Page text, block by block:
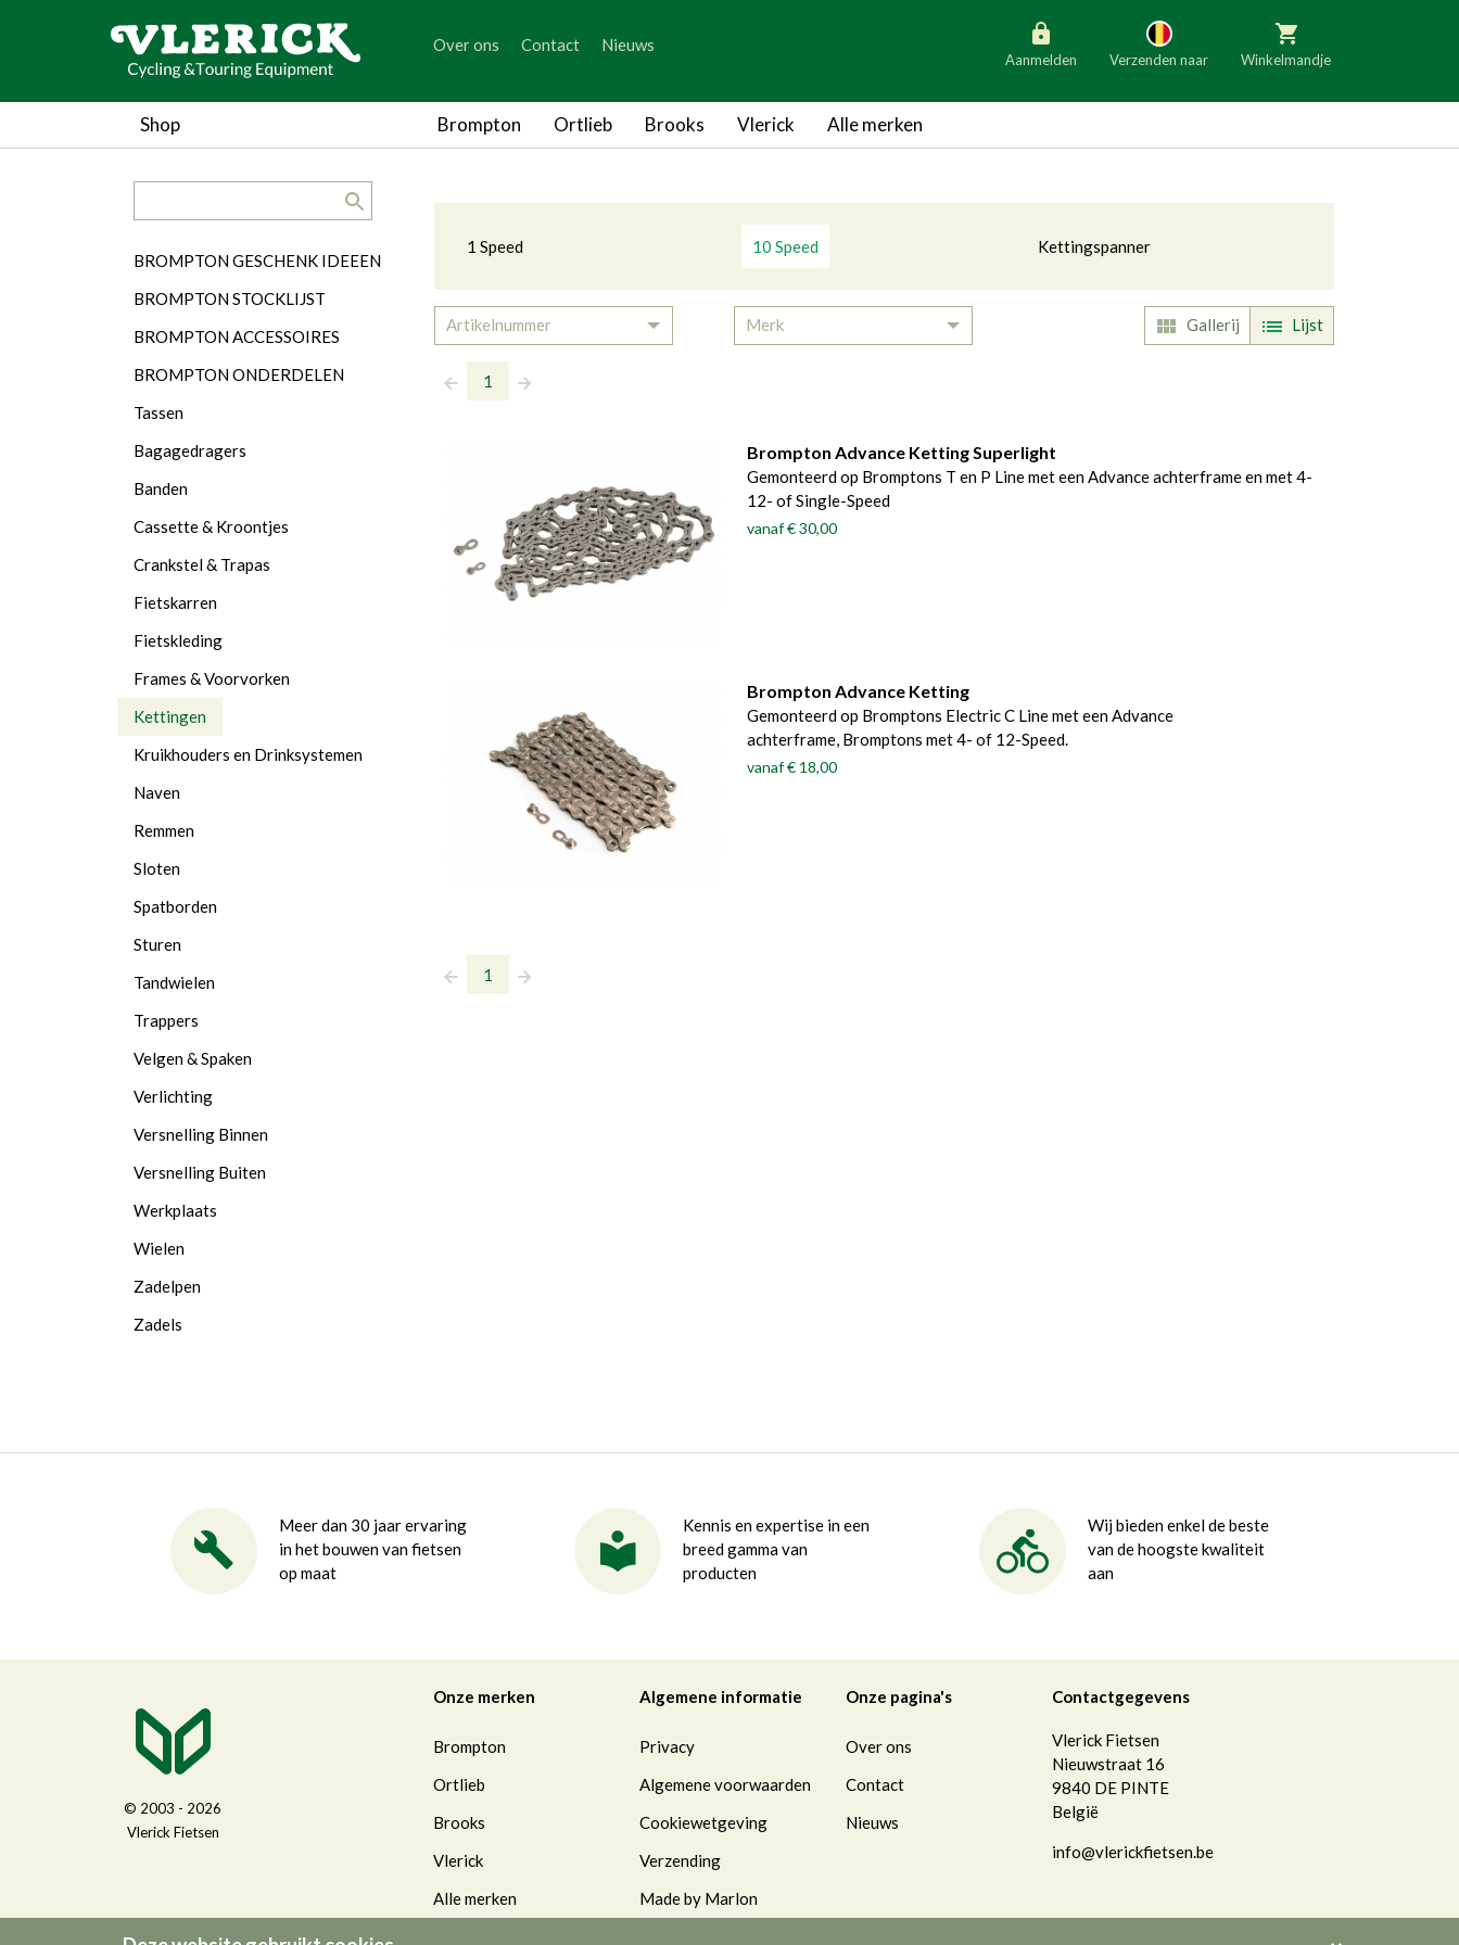
Aanmelden Verzenden naar
Finland
Winkelmandje
generic_skip_language
Over ons Contact Nieuws
Shop Brompton Ortlieb Brooks Vlerick Alle merken
Kettingen 10 Speed
Categorieën
1 Speed 10 Speed Kettingspanner
Artikelnummer Toggle Dropdown
Merk Toggle Dropdown Gallerij Lijst
1
Brompton Advance Ketting Superlight
Gemonteerd op Bromptons T en P Line met een Advance achterframe en met 4-
12- of Single-Speed
vanaf€ 30,00
Brompton Advance Ketting
Gemonteerd op Bromptons Electric C Line met een Advance
achterframe, Bromptons met 4- of 12-Speed.
vanaf€ 18,00
1
Categorieën
BROMPTON GESCHENK IDEEEN
BROMPTON STOCKLIJST
BROMPTON ACCESSOIRES
BROMPTON ONDERDELEN
Tassen
Bagagedragers
Banden
Cassette & Kroontjes
Crankstel & Trapas
Fietskarren
Fietskleding
Frames & Voorvorken
Kettingen
Kruikhouders en Drinksystemen
Naven
Remmen
Sloten
Spatborden
Sturen
Tandwielen
Trappers
Velgen & Spaken
Verlichting
Versnelling Binnen
Versnelling Buiten
Werkplaats
Wielen
Zadelpen
Zadels
Meer dan 30 jaar ervaring
in het bouwen van fietsen
op maat
Kennis en expertise in een
breed gamma van
producten
Wij bieden enkel de beste
van de hoogste kwaliteit
aan
© 2003 - 2026
Vlerick Fietsen
Onze merken
Brompton
Ortlieb
Brooks
Vlerick
Alle merken
Algemene informatie
Privacy
Algemene voorwaarden
Cookiewetgeving
Verzending
Made by Marlon
Onze pagina's
Over ons
Contact
Nieuws
Contactgegevens
Vlerick Fietsen
Nieuwstraat 16
9840 DE PINTE
België
info@vlerickfietsen.be